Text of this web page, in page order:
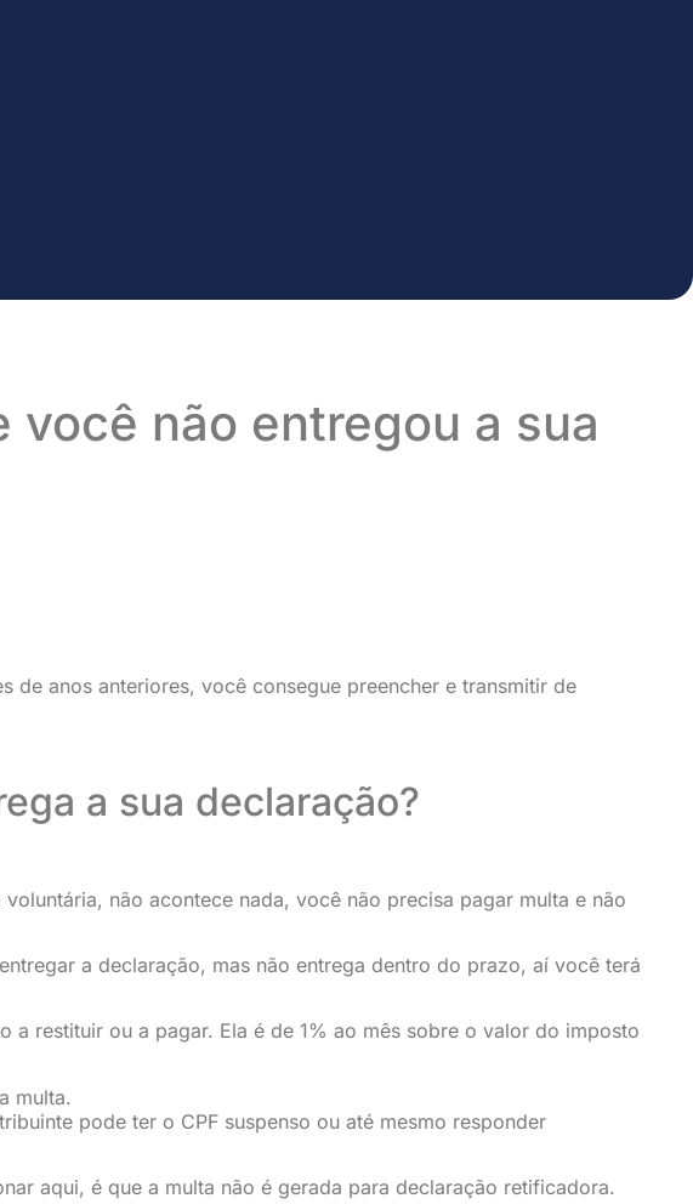
não entregou a sua
de anos anteriores, você consegue preencher e transmitir de
a sua declaração?
não acontece nada, você não precisa pagar multa e não
a declaração, mas não entrega dentro do prazo, aí você terá
restituir ou a pagar. Ela é de 1% ao mês sobre o valor do imposto
multa.
pode ter o CPF suspenso ou até mesmo responder
aqui, é que a multa não é gerada para declaração retificadora.